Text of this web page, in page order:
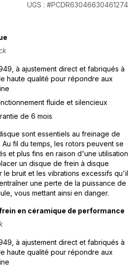
UGS : #PCDR63046630461274
à ajustement direct et fabriqués à
haute qualité pour répondre aux
fluide et silencieux
de 6 mois
sont essentiels au freinage de
fil du temps, les rotors peuvent se
et plus fins en raison d'une utilisation
un disque de frein à disque
le bruit et les vibrations excessifs qu'il
une perte de la puissance de
vous mettant ainsi en danger.
en céramique de performance
à ajustement direct et fabriqués à
haute qualité pour répondre aux